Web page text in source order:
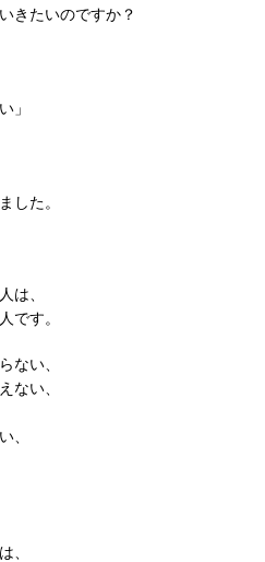
きたいのですか？
」
した。
は、
です。
ない、
ない、
、
、